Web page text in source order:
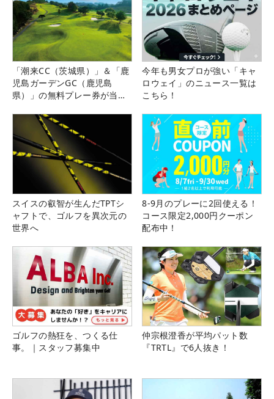
「潮来CC（茨城県）」＆「鹿
児島ガーデンGC（鹿児島
県）」の無料プレー券が当た
今年も男女プロが強い「キャ
ロウェイ」のニュース一覧は
こちら！
スイスの叡智が生んだTPTシ
ャフトで、ゴルフを異次元の
世界へ
8-9月のプレーに2回使える！
コース限定2,000円クーポン
配布中！
ゴルフの熱狂を、つくる仕
事。｜スタッフ募集中
仲宗根澄香が平均パット数
『TRTL』で6人抜き！